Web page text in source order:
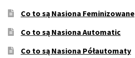
Co to są Nasiona Feminizowane
Co to są Nasiona Automatic
Co to są Nasiona Półautomaty